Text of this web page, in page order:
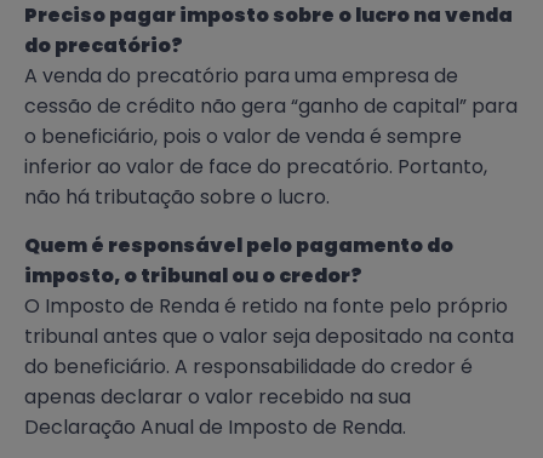
Preciso pagar imposto sobre o lucro na venda
do precatório?
A venda do precatório para uma empresa de
cessão de crédito não gera “ganho de capital” para
o beneficiário, pois o valor de venda é sempre
inferior ao valor de face do precatório. Portanto,
não há tributação sobre o lucro.
Quem é responsável pelo pagamento do
imposto, o tribunal ou o credor?
O Imposto de Renda é retido na fonte pelo próprio
tribunal antes que o valor seja depositado na conta
do beneficiário. A responsabilidade do credor é
apenas declarar o valor recebido na sua
Declaração Anual de Imposto de Renda.